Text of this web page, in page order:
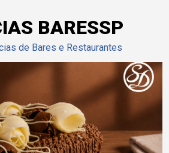
BARESSP
de Bares e Restaurantes